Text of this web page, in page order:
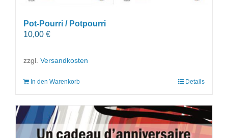
Pot-Pourri / Potpourri
10,00 €
zzgl. Versandkosten
In den Warenkorb Details